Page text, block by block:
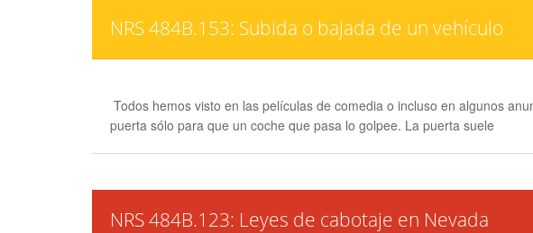
NRS 484B.153: Subida o bajada de un vehículo
Todos hemos visto en las películas de comedia o incluso en algunos
puerta sólo para que un coche que pasa lo golpee. La puerta suele
NRS 484B.123: Leyes de cabotaje en Nevada